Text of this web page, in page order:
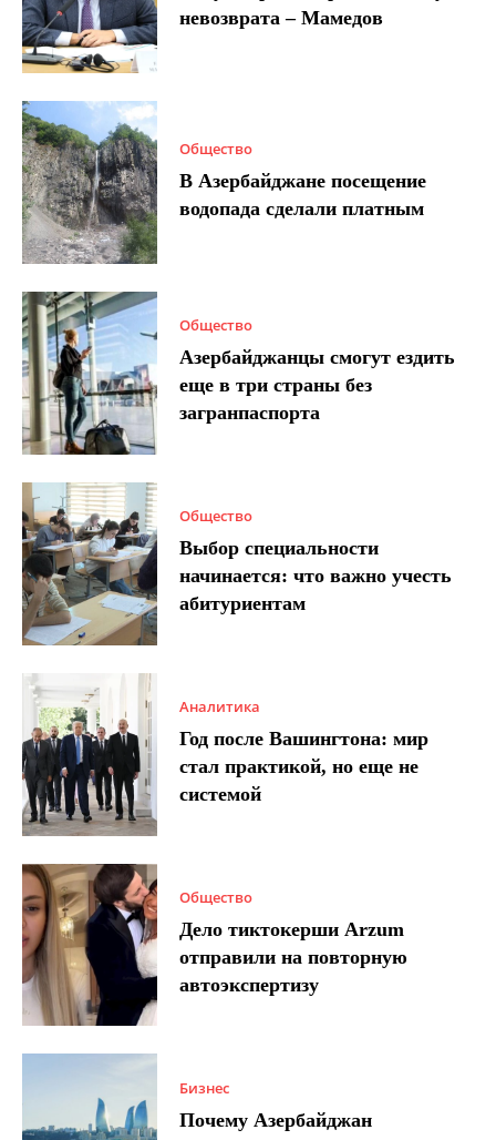
невозврата – Мамедов
Общество
В Азербайджане посещение
водопада сделали платным
Общество
Азербайджанцы смогут ездить
еще в три страны без
загранпаспорта
Общество
Выбор специальности
начинается: что важно учесть
абитуриентам
Аналитика
Год после Вашингтона: мир
стал практикой, но еще не
системой
Общество
Дело тиктокерши Arzum
отправили на повторную
автоэкспертизу
Бизнес
Почему Азербайджан